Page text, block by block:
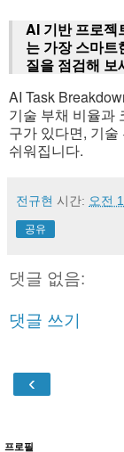
AI 기반 프로젝
는 가장 스마트
질을 점검해 보
AI Task
기술 부채 비율과
구가 있다면, 기
쉬워집니다.
전규현 시간: 오전
공유
댓글 없음:
댓글 쓰기
‹
프로필